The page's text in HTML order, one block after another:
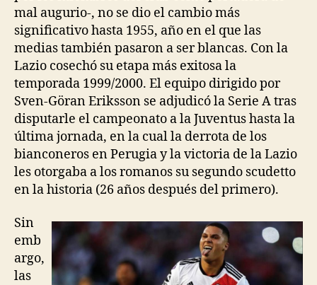
mal augurio-, no se dio el cambio más
significativo hasta 1955, año en el que las
medias también pasaron a ser blancas. Con la
Lazio cosechó su etapa más exitosa la
temporada 1999/2000. El equipo dirigido por
Sven-Göran Eriksson se adjudicó la Serie A tras
disputarle el campeonato a la Juventus hasta la
última jornada, en la cual la derrota de los
bianconeros en Perugia y la victoria de la Lazio
les otorgaba a los romanos su segundo scudetto
en la historia (26 años después del primero).
Sin
emb
argo,
las